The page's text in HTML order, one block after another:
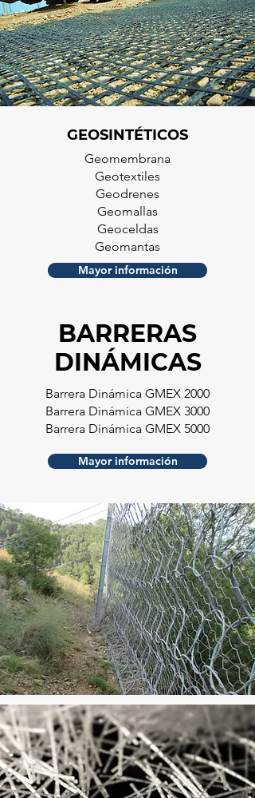
GEOSINTÉTICOS
Geomembrana
Geotextiles
Geodrenes
Geomallas
Geoceldas
Geomantas
Mayor información
BARRERAS
DINÁMICAS
Barrera Dinámica GMEX 2000
Barrera Dinámica GMEX 3000
Barrera Dinámica GMEX 5000
Mayor información